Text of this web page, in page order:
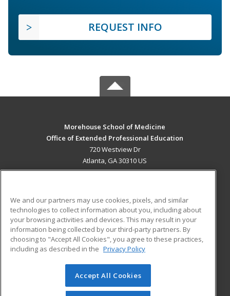
REQUEST INFO
Morehouse School of Medicine
Office of Extended Professional Education
720 Westview Dr
Atlanta, GA 30310 US
ADDITIONAL RESOURCES
Military
Financial Assistance
Help
Student Blog
© 2026 ed2go, a division of Cengage Learning. All rights
reserved. The material on this site cannot be reproduced or
We and our partners may use cookies, pixels, and similar
technologies to collect information about you, including about
your browsing activities and devices. This may result in your
information being collected by our third-party partners. By
choosing to "Accept All Cookies", you agree to these practices,
including as described in the Privacy Policy
Accept All Cookies